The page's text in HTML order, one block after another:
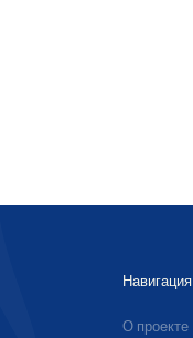
Навигация
О проекте